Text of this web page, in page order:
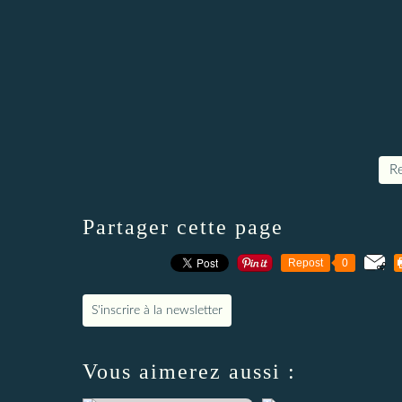
Partager cette page
Repost 0
S'inscrire à la newsletter
Vous aimerez aussi :